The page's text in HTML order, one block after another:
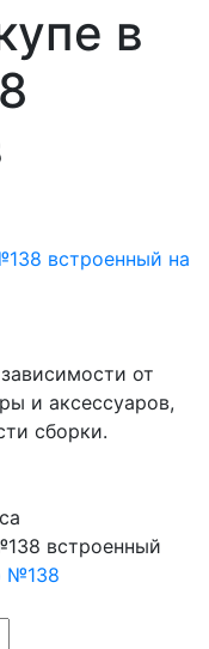
в
от
и аксессуаров,
сборки.
встроенный